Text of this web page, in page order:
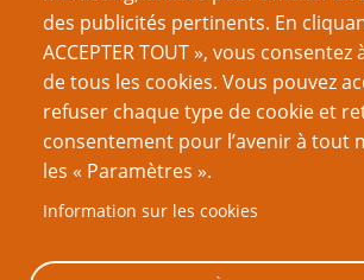
des publicités pertinents. En
ACCEPTER TOUT », vous consentez
de tous les cookies. Vous pouvez
refuser chaque type de cookie et
consentement pour l’avenir à tout
les « Paramètres ».
Information sur les cookies
VOUS AIMEREZ AUSSI
Dossier Mausritter
Rapport de mission